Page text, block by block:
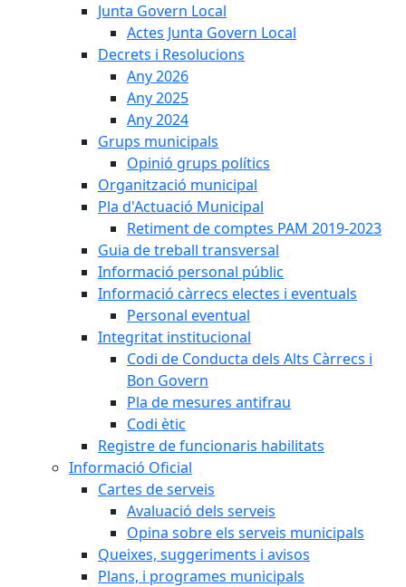
Junta Govern Local
Actes Junta Govern Local
Decrets i Resolucions
Any 2026
Any 2025
Any 2024
Grups municipals
Opinió grups polítics
Organització municipal
Pla d'Actuació Municipal
Retiment de comptes PAM 2019-2023
Guia de treball transversal
Informació personal públic
Informació càrrecs electes i eventuals
Personal eventual
Integritat institucional
Codi de Conducta dels Alts Càrrecs i
Bon Govern
Pla de mesures antifrau
Codi ètic
Registre de funcionaris habilitats
Informació Oficial
Cartes de serveis
Avaluació dels serveis
Opina sobre els serveis municipals
Queixes, suggeriments i avisos
Plans, i programes municipals